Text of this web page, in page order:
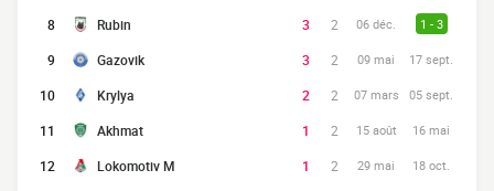
8 Rubin 3 2 06 déc. 1 - 3
9 Gazovik 3 2 09 mai 17 sept.
10 Krylya 2 2 07 mars 05 sept.
11 Akhmat 1 2 15 août 16 mai
12 Lokomotiv M 1 2 29 mai 18 oct.